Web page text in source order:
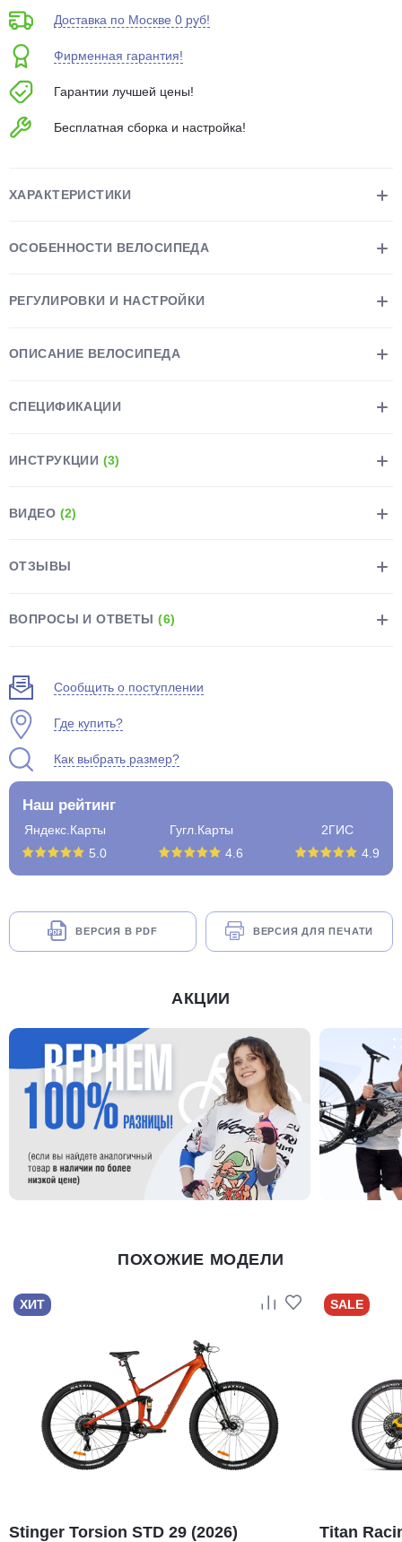
Доставка по Москве 0 руб!
Фирменная гарантия!
Гарантии лучшей цены!
Бесплатная сборка и настройка!
ХАРАКТЕРИСТИКИ
ОСОБЕННОСТИ ВЕЛОСИПЕДА
РЕГУЛИРОВКИ И НАСТРОЙКИ
ОПИСАНИЕ ВЕЛОСИПЕДА
СПЕЦИФИКАЦИИ
ИНСТРУКЦИИ (3)
ВИДЕО (2)
ОТЗЫВЫ
ВОПРОСЫ И ОТВЕТЫ(6)
Сообщить о поступлении
Где купить?
Как выбрать размер?
Наш рейтинг
Яндекс.Карты
5.0
Гугл.Карты
4.6
2ГИС
4.9
ВЕРСИЯ В PDF ВЕРСИЯ ДЛЯ ПЕЧАТИ
АКЦИИ
ПОХОЖИЕ МОДЕЛИ
ХИТ
Stinger Torsion STD 29 (2026)
SALE
Titan
об оплате Плайтом
8 800 302-02-51